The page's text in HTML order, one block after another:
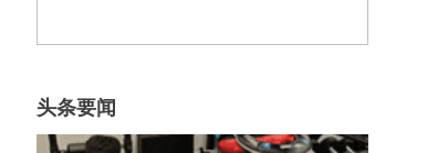
头条要闻